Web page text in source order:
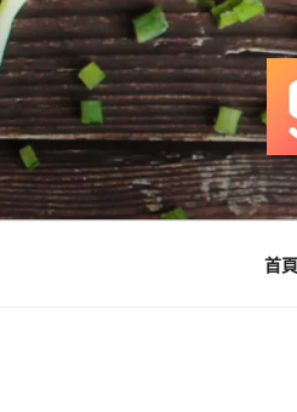
跳
至
主
要
內
容
首頁